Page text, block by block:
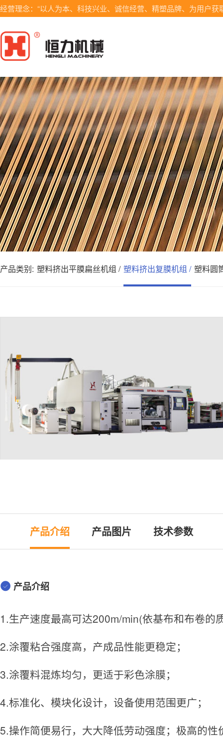
经营理念：“以人为本、科技兴业、诚信经营、精塑品牌、为用户获
产品类别: 塑料挤出平膜扁丝机组 / 塑料挤出复膜机组 / 塑料圆
产品介绍 产品图片 技术参数
产品介绍
1.生产速度最高可达200m/min(依基布和布卷的
2.涂覆粘合强度高，产成品性能更稳定；
3.涂覆料混炼均匀，更适于彩色涂膜；
4.标准化、模块化设计，设备使用范围更广；
5.操作简便易行，大大降低劳动强度；极高的性